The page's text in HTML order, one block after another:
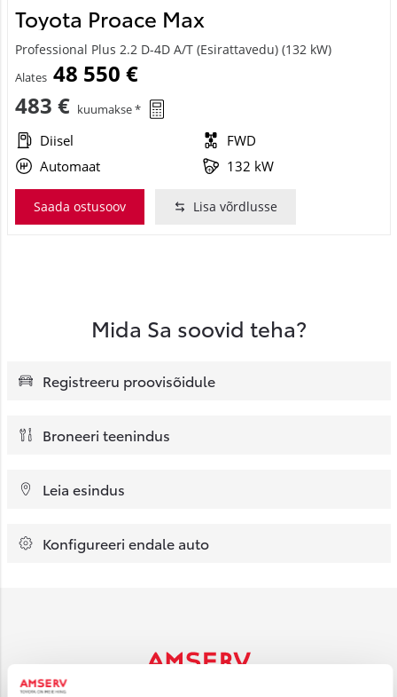
Toyota Proace Max
Professional Plus 2.2 D-4D A/T (Esirattavedu) (132 kW)
Alates 48 550 €
483 € kuumakse *
Diisel
FWD
Automaat
132 kW
Saada ostusoov Lisa võrdlusse
Mida Sa soovid teha?
Registreeru proovisõidule
Broneeri teenindus
Leia esindus
Konfigureeri endale auto